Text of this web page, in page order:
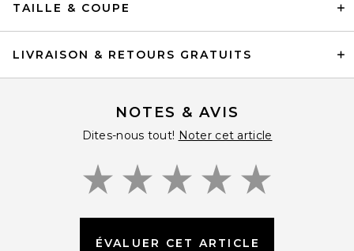
TAILLE & COUPE
LIVRAISON & RETOURS GRATUITS
NOTES & AVIS
Dites-nous tout! Noter cet article
ÉVALUER CET ARTICLE